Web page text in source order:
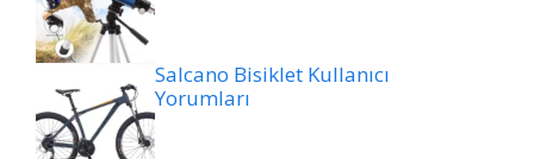
Salcano Bisiklet Kullanıcı
Yorumları